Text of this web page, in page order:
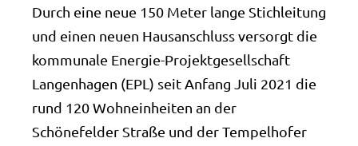
Durch eine neue 150 Meter lange Stichleitung
und einen neuen Hausanschluss versorgt die
kommunale Energie-Projektgesellschaft
Langenhagen (EPL) seit Anfang Juli 2021 die
rund 120 Wohneinheiten an der
Schönefelder Straße und der Tempelhofer